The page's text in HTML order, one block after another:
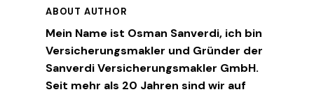
ABOUT AUTHOR
Mein Name ist Osman Sanverdi, ich bin
Versicherungsmakler und Gründer der
Sanverdi Versicherungsmakler GmbH.
Seit mehr als 20 Jahren sind wir auf